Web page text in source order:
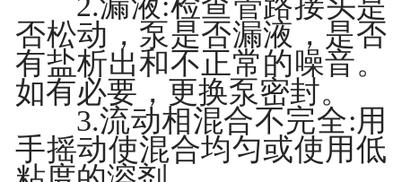
否松动，泵是否漏液，是否
有盐析出和不正常的噪音。
如有必要，更换泵密封。
3.流动相混合不完全:用
手摇动使混合均匀或使用低